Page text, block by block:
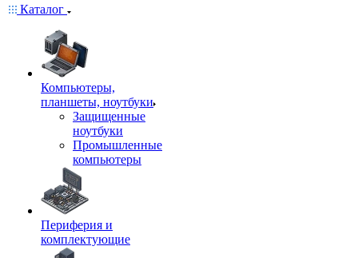
Каталог
Компьютеры,
планшеты, ноутбуки
Защищенные
ноутбуки
Промышленные
компьютеры
Периферия и
комплектующие